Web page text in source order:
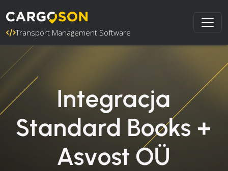
Transport Management Software
Integracja
Standard Books +
Asvost OÜ